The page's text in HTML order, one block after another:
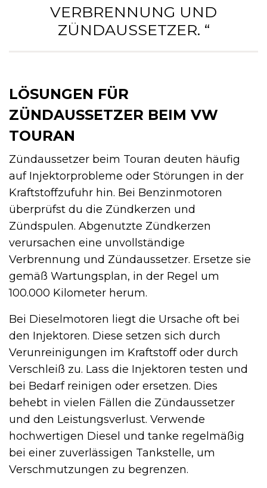
VERBRENNUNG UND
ZÜNDAUSSETZER. “
LÖSUNGEN FÜR
ZÜNDAUSSETZER BEIM VW
TOURAN
Zündaussetzer beim Touran deuten häufig
auf Injektorprobleme oder Störungen in der
Kraftstoffzufuhr hin. Bei Benzinmotoren
überprüfst du die Zündkerzen und
Zündspulen. Abgenutzte Zündkerzen
verursachen eine unvollständige
Verbrennung und Zündaussetzer. Ersetze sie
gemäß Wartungsplan, in der Regel um
100.000 Kilometer herum.
Bei Dieselmotoren liegt die Ursache oft bei
den Injektoren. Diese setzen sich durch
Verunreinigungen im Kraftstoff oder durch
Verschleiß zu. Lass die Injektoren testen und
bei Bedarf reinigen oder ersetzen. Dies
behebt in vielen Fällen die Zündaussetzer
und den Leistungsverlust. Verwende
hochwertigen Diesel und tanke regelmäßig
bei einer zuverlässigen Tankstelle, um
Verschmutzungen zu begrenzen.